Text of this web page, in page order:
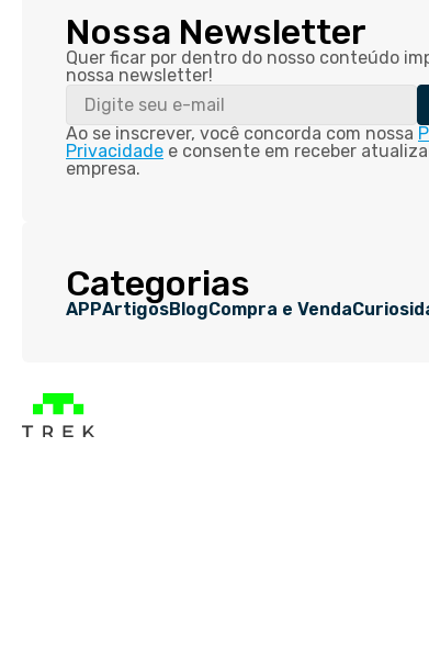
Nossa Newsletter
Quer ficar por dentro do nosso conteúdo
nossa newsletter!
Ao se inscrever, você concorda com nossa
Privacidade e consente em receber
empresa.
Categorias
APPArtigosBlogCompra e Venda